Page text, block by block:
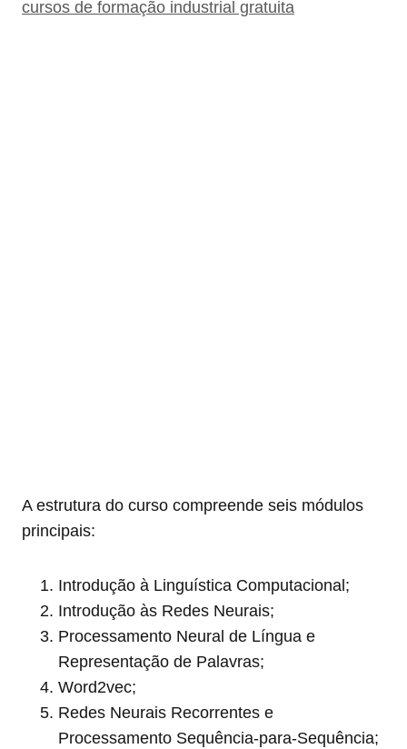
cursos de formação industrial gratuita
A estrutura do curso compreende seis módulos
principais:
Introdução à Linguística Computacional;
Introdução às Redes Neurais;
Processamento Neural de Língua e
Representação de Palavras;
Word2vec;
Redes Neurais Recorrentes e
Processamento Sequência-para-Sequência;